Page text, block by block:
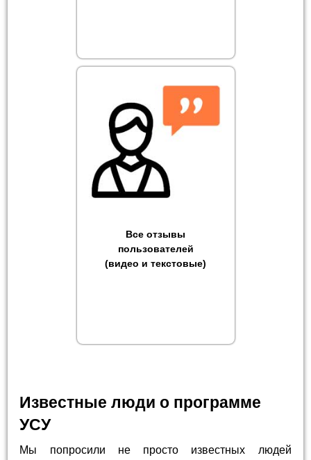
Все отзывы
пользователей
(видео и текстовые)
Известные люди о программе
УСУ
Мы попросили не просто известных людей